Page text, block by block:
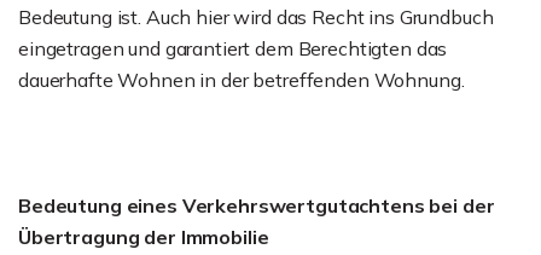
Bedeutung ist. Auch hier wird das Recht ins Grundbuch
eingetragen und garantiert dem Berechtigten das
dauerhafte Wohnen in der betreffenden Wohnung.
Bedeutung eines Verkehrswertgutachtens bei der
Übertragung der Immobilie